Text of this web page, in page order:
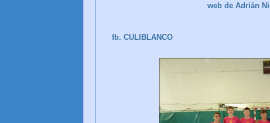
web de Adrián
fb. CULIBLANCO